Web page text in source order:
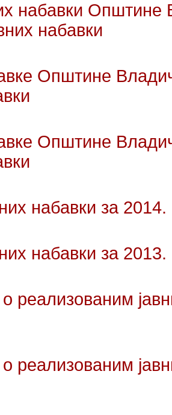
набавки Општине
набавки
Општине
Општине
набавки за 2014.
набавки за 2013.
о реализованим
о реализованим